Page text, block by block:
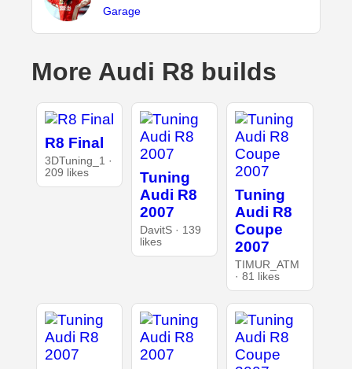
Garage
More Audi R8 builds
R8 Final
3DTuning_1 ·
209 likes
Tuning
Audi R8
2007
DavitS · 139
likes
Tuning
Audi R8
Coupe
2007
TIMUR_ATM
· 81 likes